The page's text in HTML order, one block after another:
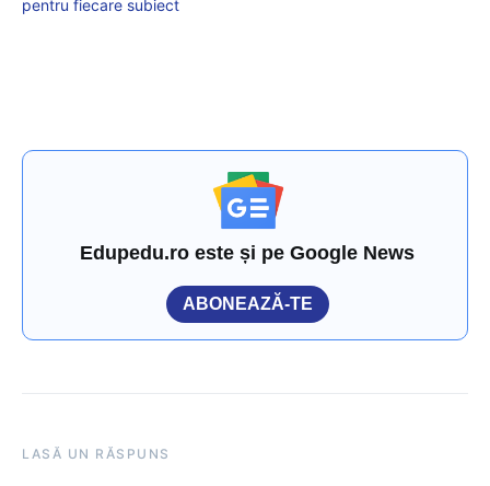
pentru fiecare subiect
Edupedu.ro este și pe Google News
ABONEAZĂ-TE
LASĂ UN RĂSPUNS